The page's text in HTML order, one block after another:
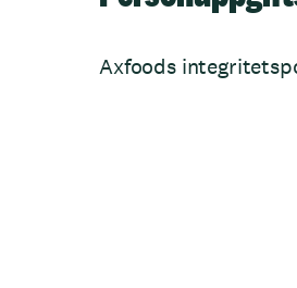
Axfoods